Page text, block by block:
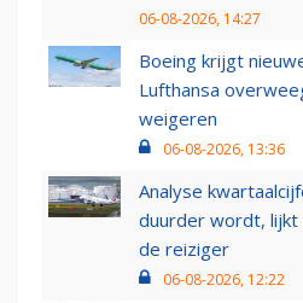
06-08-2026, 14:27
Boeing krijgt
Lufthansa
weigeren
06-08-2026, 13:36
Analyse
duurder wordt,
de reiziger
06-08-2026, 12:22